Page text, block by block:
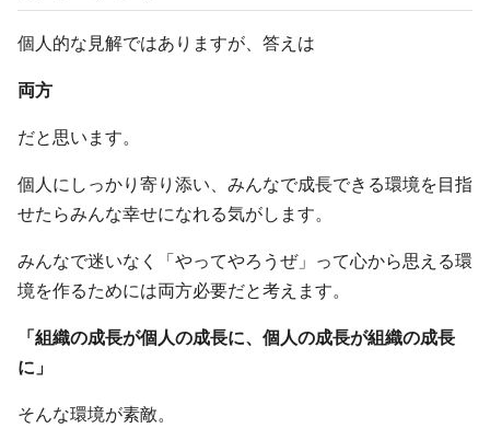
個人的な見解ではありますが、答えは
両方
だと思います。
個人にしっかり寄り添い、みんなで成長できる環境を目指
せたらみんな幸せになれる気がします。
みんなで迷いなく「やってやろうぜ」って心から思える環
境を作るためには両方必要だと考えます。
「組織の成長が個人の成長に、個人の成長が組織の成長
に」
そんな環境が素敵。